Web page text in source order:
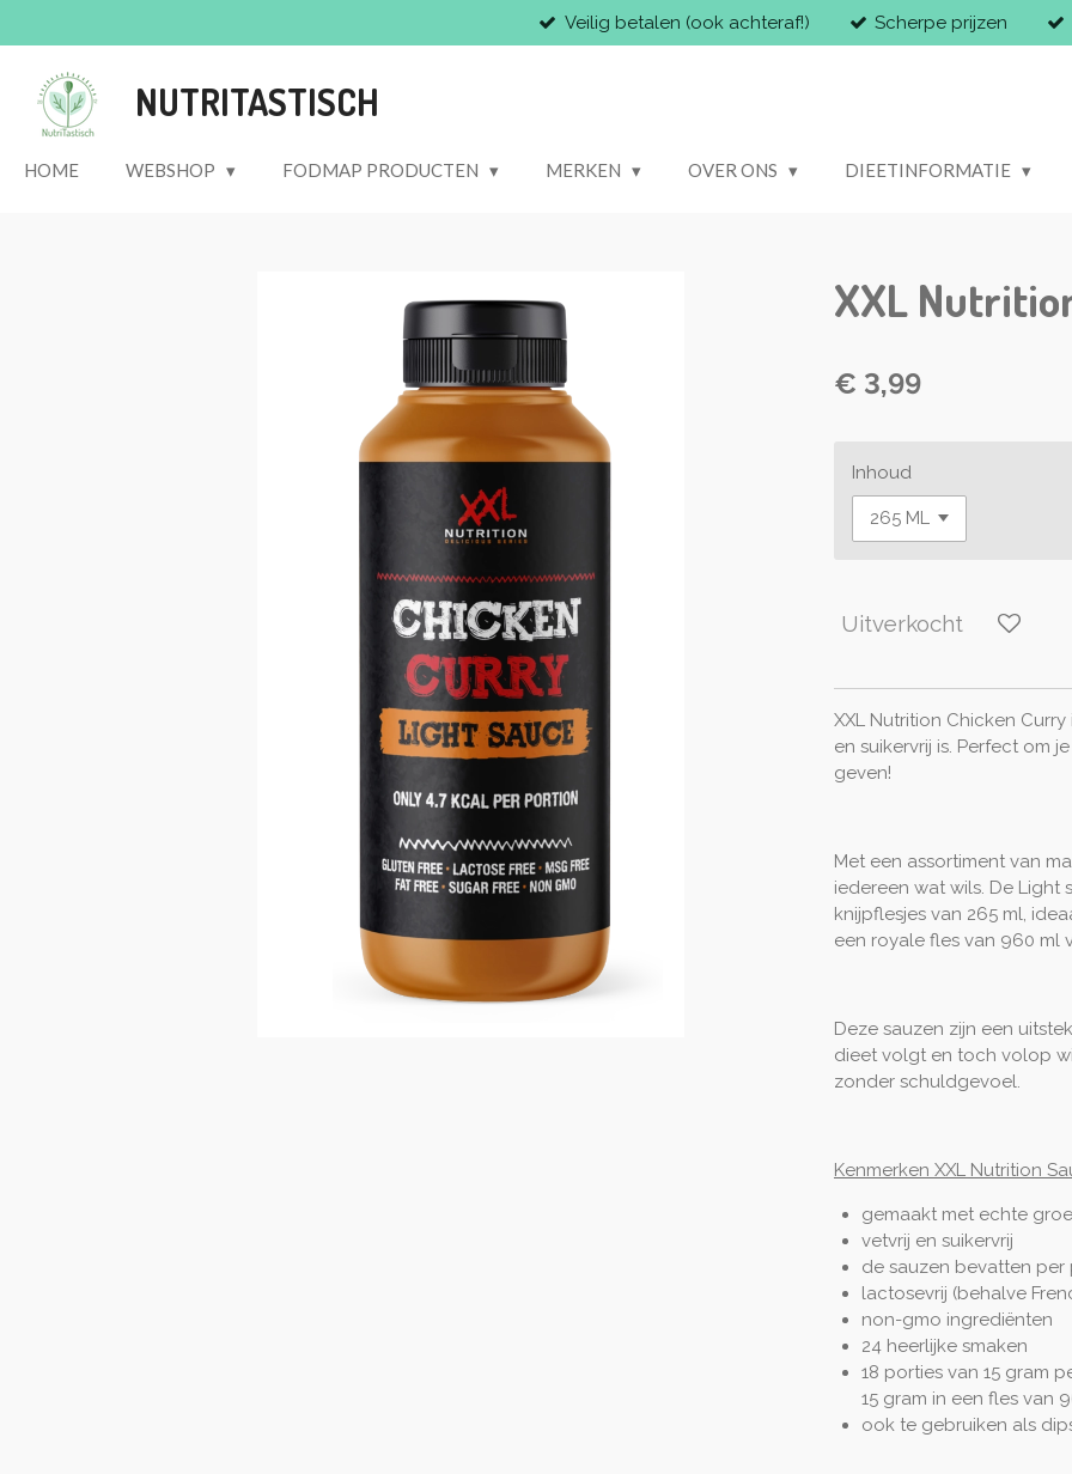
direct
naar
hoofdinhoud
Veilig betalen (ook achteraf!) Scherpe prijzen
NUTRITASTISCH
HOME WEBSHOP FODMAP PRODUCTEN MERKEN OVER ONS DIEETINFORMATIE
XXL
€ 3,99
Inhoud
Uitverkocht
XXL Nutrition Chicken
en suikervrij is. Perfect om
geven!
Met een assortiment van
iedereen wat wils. De
knijpflesjes van 265 ml,
een royale fles van 960 ml
Deze sauzen zijn een
dieet volgt en toch volop
zonder schuldgevoel.
Kenmerken XXL Nutrition
gemaakt met echte
vetvrij en suikervrij
de sauzen bevatten per
lactosevrij (behalve
non-gmo ingrediënten
24 heerlijke smaken
18 porties van 15 gram
15 gram in een fles van
ook te gebruiken als